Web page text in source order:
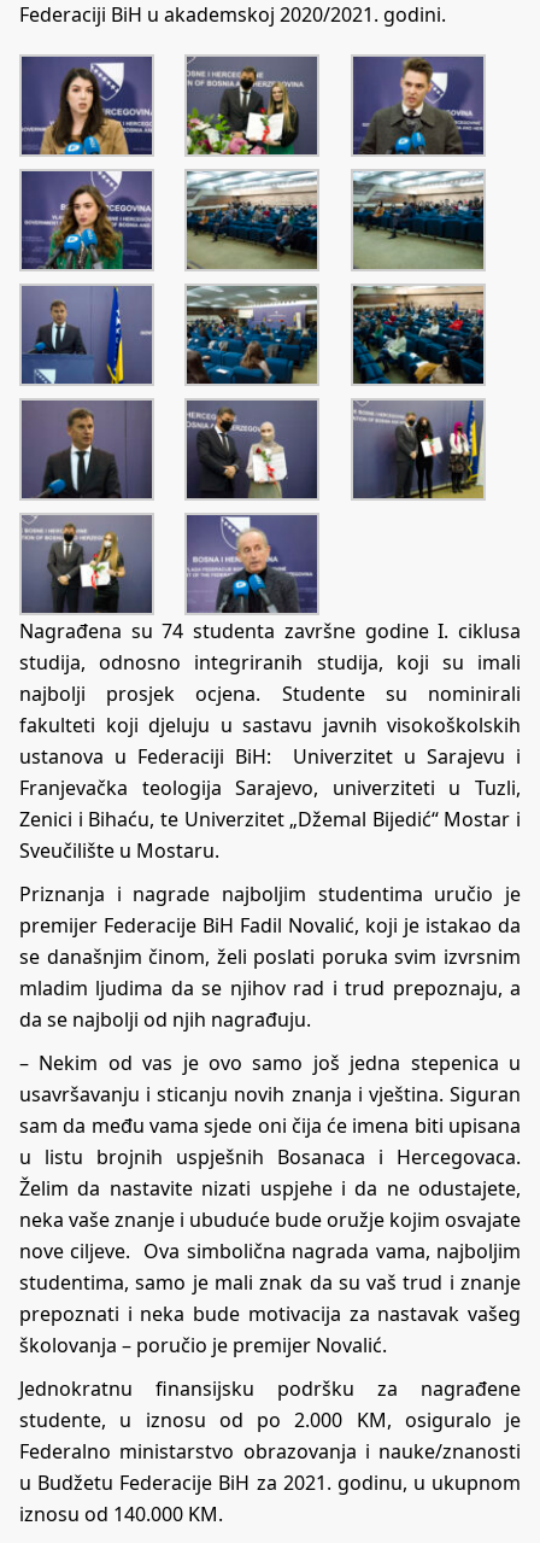
Federaciji BiH u akademskoj 2020/2021. godini.
Nagrađena su 74 studenta završne godine I. ciklusa
studija, odnosno integriranih studija, koji su imali
najbolji prosjek ocjena. Studente su nominirali
fakulteti koji djeluju u sastavu javnih visokoškolskih
ustanova u Federaciji BiH: Univerzitet u Sarajevu i
Franjevačka teologija Sarajevo, univerziteti u Tuzli,
Zenici i Bihaću, te Univerzitet „Džemal Bijedić“ Mostar i
Sveučilište u Mostaru.
Priznanja i nagrade najboljim studentima uručio je
premijer Federacije BiH Fadil Novalić, koji je istakao da
se današnjim činom, želi poslati poruka svim izvrsnim
mladim ljudima da se njihov rad i trud prepoznaju, a
da se najbolji od njih nagrađuju.
– Nekim od vas je ovo samo još jedna stepenica u
usavršavanju i sticanju novih znanja i vještina. Siguran
sam da među vama sjede oni čija će imena biti upisana
u listu brojnih uspješnih Bosanaca i Hercegovaca.
Želim da nastavite nizati uspjehe i da ne odustajete,
neka vaše znanje i ubuduće bude oružje kojim osvajate
nove ciljeve. Ova simbolična nagrada vama, najboljim
studentima, samo je mali znak da su vaš trud i znanje
prepoznati i neka bude motivacija za nastavak vašeg
školovanja – poručio je premijer Novalić.
Jednokratnu finansijsku podršku za nagrađene
studente, u iznosu od po 2.000 KM, osiguralo je
Federalno ministarstvo obrazovanja i nauke/znanosti
u Budžetu Federacije BiH za 2021. godinu, u ukupnom
iznosu od 140.000 KM.